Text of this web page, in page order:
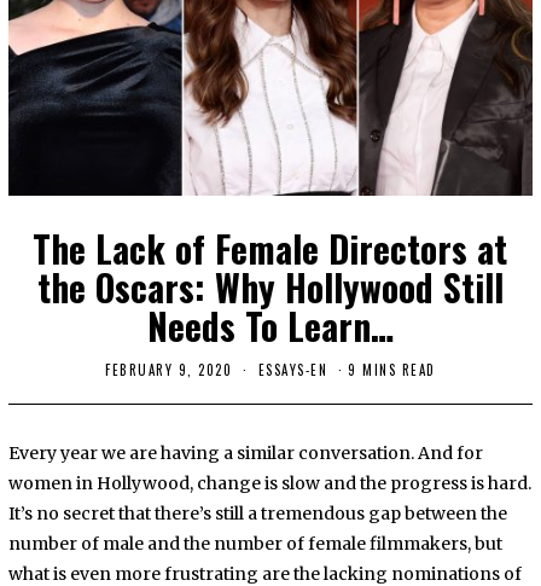
The Lack of Female Directors at
the Oscars: Why Hollywood Still
Needs To Learn…
FEBRUARY 9, 2020
M
Y
,
2
0
2
ESSAYS-EN 9 MINS READ
Every year we are having a similar conversation. And for
women in Hollywood, change is slow and the progress is hard.
It’s no secret that there’s still a tremendous gap between the
number of male and the number of female filmmakers, but
what is even more frustrating are the lacking nominations of